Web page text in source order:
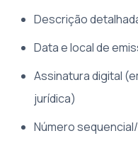
Descrição
Data e local de
Assinatura digital
jurídica)
Número